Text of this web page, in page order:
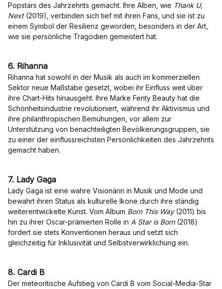
Popstars des Jahrzehnts gemacht. Ihre Alben, wie Thank U,
Next(2019), verbinden sich tief mit ihren Fans, und sie ist zu
einem Symbol der Resilienz geworden, besonders in der Art,
wie sie persönliche Tragödien gemeistert hat.
6. Rihanna
Rihanna hat sowohl in der Musik als auch im kommerziellen
Sektor neue Maßstäbe gesetzt, wobei ihr Einfluss weit über
ihre Chart-Hits hinausgeht. Ihre Marke Fenty Beauty hat die
Schönheitsindustrie revolutioniert, während ihr Aktivismus und
ihre philanthropischen Bemühungen, vor allem zur
Unterstützung von benachteiligten Bevölkerungsgruppen, sie
zu einer der einflussreichsten Persönlichkeiten des Jahrzehnts
gemacht haben.
7. Lady Gaga
Lady Gaga ist eine wahre Visionärin in Musik und Mode und
bewahrt ihren Status als kulturelle Ikone durch ihre ständig
weiterentwickelte Kunst. Vom Album Born This Way(2011) bis
hin zu ihrer Oscar-prämierten Rolle in A Star is Born(2018)
fordert sie stets Konventionen heraus und setzt sich
gleichzeitig für Inklusivität und Selbstverwirklichung ein.
8. Cardi B
Der meteoritische Aufstieg von Cardi B vom Social-Media-Star